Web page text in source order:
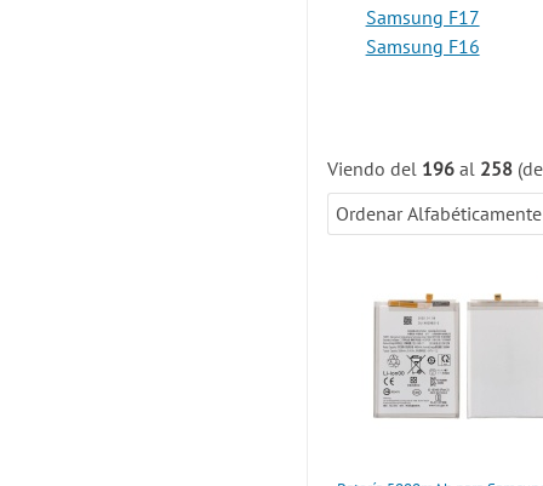
Samsung F17
Samsung F16
Viendo del 196al 258(de